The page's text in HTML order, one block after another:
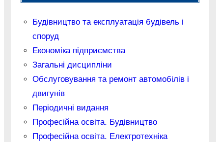
Будівництво та експлуатація будівель і
споруд
Економіка підприємства
Загальні дисципліни
Обслуговування та ремонт автомобілів і
двигунів
Періодичні видання
Професійна освіта. Будівництво
Професійна освіта. Електротехніка